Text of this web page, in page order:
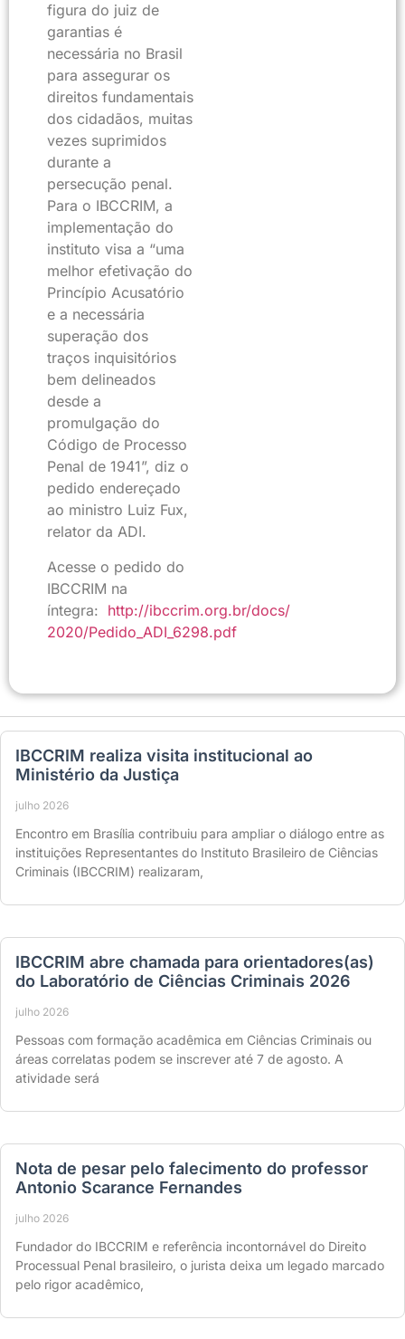
figura do juiz de
garantias é
necessária no Brasil
para assegurar os
direitos fundamentais
dos cidadãos, muitas
vezes suprimidos
durante a
persecução penal.
Para o IBCCRIM, a
implementação do
instituto visa a “uma
melhor efetivação do
Princípio Acusatório
e a necessária
superação dos
traços inquisitórios
bem delineados
desde a
promulgação do
Código de Processo
Penal de 1941”, diz o
pedido endereçado
ao ministro Luiz Fux,
relator da ADI.
Acesse o pedido do
IBCCRIM na
íntegra: http://ibccrim.org.br/docs/
2020/Pedido_ADI_6298.pdf
IBCCRIM realiza visita institucional ao
Ministério da Justiça
julho 2026
Encontro em Brasília contribuiu para ampliar o diálogo entre as
instituições Representantes do Instituto Brasileiro de Ciências
Criminais (IBCCRIM) realizaram,
IBCCRIM abre chamada para orientadores(as)
do Laboratório de Ciências Criminais 2026
julho 2026
Pessoas com formação acadêmica em Ciências Criminais ou
áreas correlatas podem se inscrever até 7 de agosto. A
atividade será
Nota de pesar pelo falecimento do professor
Antonio Scarance Fernandes
julho 2026
Fundador do IBCCRIM e referência incontornável do Direito
Processual Penal brasileiro, o jurista deixa um legado marcado
pelo rigor acadêmico,